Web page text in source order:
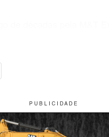
P U B L I C I D A D E